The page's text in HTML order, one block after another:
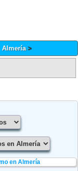
Almería
en Almería